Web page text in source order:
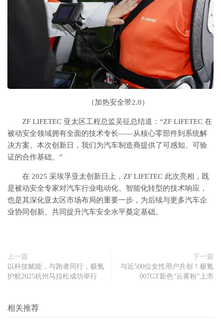
（加热安全带2.0）
ZF LIFETEC 亚太区工程总监吴征总结道：“ZF LIFETEC 在
被动安全领域拥有全面的技术专长——从核心零部件到系统解
决方案。本次创新日，我们为汽车制造商提供了可感知、可验
证的合作基础。”
在 2025 采埃孚亚太创新日上，ZF LIFETEC 此次亮相，既
是被动安全专家对汽车行业电动化、智能化转型的技术响应，
也是其深化亚太区市场布局的重要一步，为后续与更多汽车企
业协同创新、共同提升汽车安全水平奠定基础。
上一篇
以科技赋能，与跑者同行，极氪
护航2025杭州马拉松成功举行
下一篇
与近500位女性用户共创！极氪
007GT新色“云雾粉”上市
相关推荐